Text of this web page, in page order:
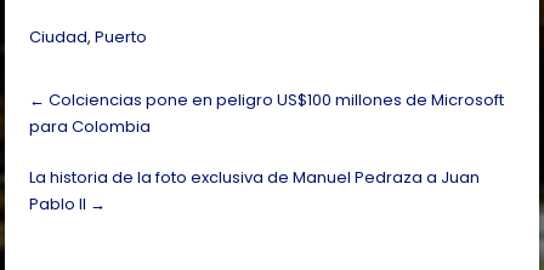
Ciudad,Puerto
Post
navigation
← Colciencias pone en peligro US$100 millones de Microsoft
para Colombia
La historia de la foto exclusiva de Manuel Pedraza a Juan
Pablo II →